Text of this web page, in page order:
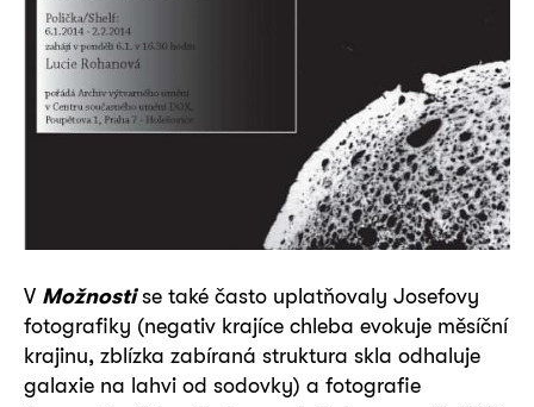
V Možnostise také často uplatňovaly Josefovy
fotografiky (negativ krajíce chleba evokuje měsíční
krajinu, zblízka zabíraná struktura skla odhaluje
galaxie na lahvi od sodovky) a fotografie